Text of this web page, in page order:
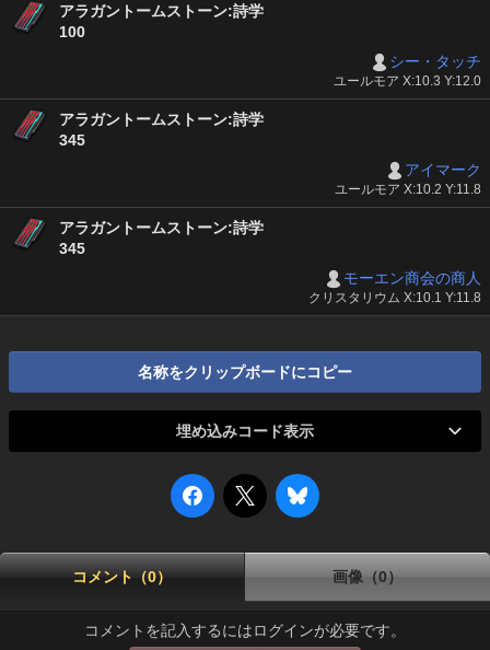
アラガントームストーン:詩学
100
シー・タッチ
ユールモア X:10.3 Y:12.0
アラガントームストーン:詩学
345
アイマーク
ユールモア X:10.2 Y:11.8
アラガントームストーン:詩学
345
モーエン商会の商人
クリスタリウム X:10.1 Y:11.8
名称をクリップボードにコピー
埋め込みコード表示
コメント（0） 画像（0）
コメントを記入するにはログインが必要です。